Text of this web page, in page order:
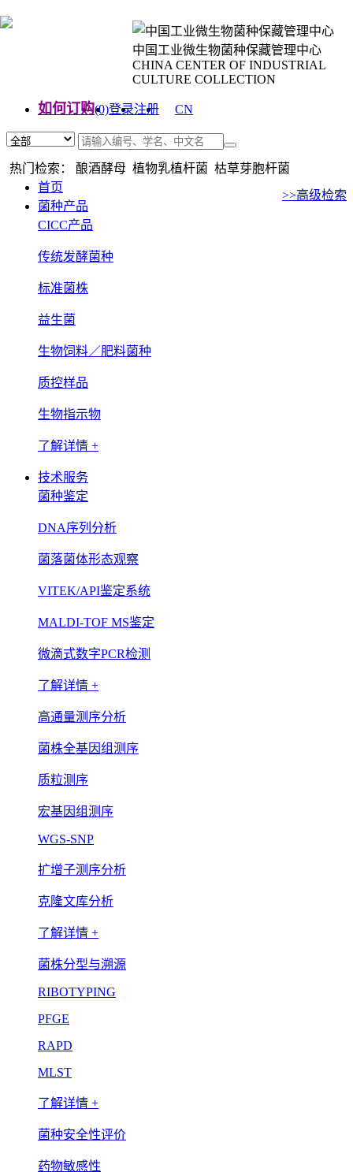
中国工业微生物菌种保藏管理中心
CHINA CENTER OF INDUSTRIAL
CULTURE COLLECTION
如何订购(0)登录注册
CN
热门检索： 酿酒酵母 植物乳植杆菌 枯草芽胞杆菌
>>高级检索
首页
菌种产品
CICC产品
传统发酵菌种
标准菌株
益生菌
生物饲料／肥料菌种
质控样品
生物指示物
了解详情 +
技术服务
菌种鉴定
DNA序列分析
菌落菌体形态观察
VITEK/API鉴定系统
MALDI-TOF MS鉴定
微滴式数字PCR检测
了解详情 +
高通量测序分析
菌株全基因组测序
质粒测序
宏基因组测序
WGS-SNP
扩增子测序分析
克隆文库分析
了解详情 +
菌株分型与溯源
RIBOTYPING
PFGE
RAPD
MLST
了解详情 +
菌种安全性评价
药物敏感性